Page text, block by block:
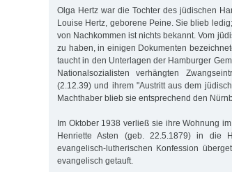
Olga Hertz war die Tochter des jüdischen
Louise Hertz, geborene Peine. Sie blieb
von Nachkommen ist nichts bekannt. Vom
zu haben, in einigen Dokumenten
taucht in den Unterlagen der Hamburger
Nationalsozialisten verhängten
(2.12.39) und ihrem "Austritt aus dem
Machthaber blieb sie entsprechend den
Im Oktober 1938 verließ sie ihre Wohnung
Henriette Asten (geb. 22.5.1879) in die
evangelisch-lutherischen Konfession
evangelisch ge­tauft.